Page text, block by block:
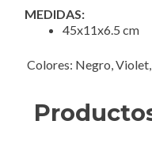
MEDIDAS:
45x11x6.5 cm
Colores: Negro,